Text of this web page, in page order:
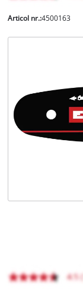
Română
Articol nr.:4500163